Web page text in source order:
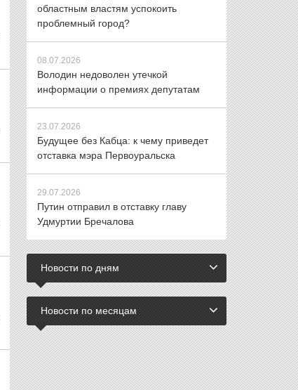
областным властям успокоить
проблемный город?
08.07.2026
Володин недоволен утечкой
информации о премиях депутатам
23.07.2026
Будущее без Кабца: к чему приведет
отставка мэра Первоуральска
29.07.2026
Путин отправил в отставку главу
Удмуртии Бречалова
Новости по дням
Новости по месяцам